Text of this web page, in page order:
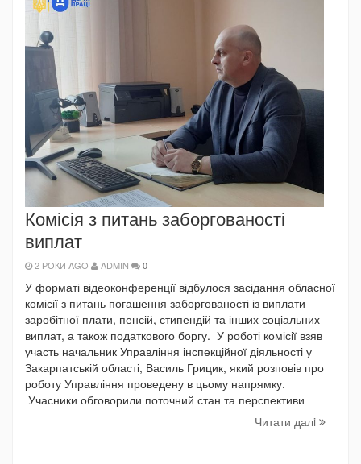
Комісія з питань заборгованості
виплат
2 РОКИ AGO ADMIN 0
У форматі відеоконференції відбулося засідання обласної
комісії з питань погашення заборгованості із виплати
заробітної плати, пенсій, стипендій та інших соціальних
виплат, а також податкового боргу. У роботі комісії взяв
участь начальник Управління інспекційної діяльності у
Закарпатській області, Василь Грицик, який розповів про
роботу Управління проведену в цьому напрямку.
Учасники обговорили поточний стан та перспективи
Читати далi